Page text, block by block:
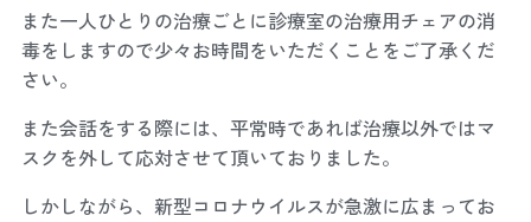
また一人ひとりの治療ごとに診療室の治療用チェアの消
毒をしますので少々お時間をいただくことをご了承くだ
さい。
また会話をする際には、平常時であれば治療以外ではマ
スクを外して応対させて頂いておりました。
しかしながら、新型コロナウイルスが急激に広まってお